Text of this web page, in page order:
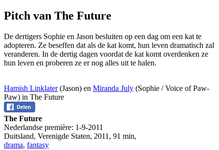
Pitch van The Future
De dertigers Sophie en Jason besluiten op een dag om een kat te
adopteren. Ze beseffen dat als de kat komt, hun leven dramatisch zal
veranderen. In de dertig dagen voordat de kat komt overdenken ze
hun leven en proberen ze er nog alles uit te halen.
Hamish Linklater(Jason) en Miranda July (Sophie / Voice of Paw-
Paw) in The Future
The Future
Nederlandse première: 1-9-2011
Duitsland, Verenigde Staten, 2011 , 91 min,
drama, fantasy